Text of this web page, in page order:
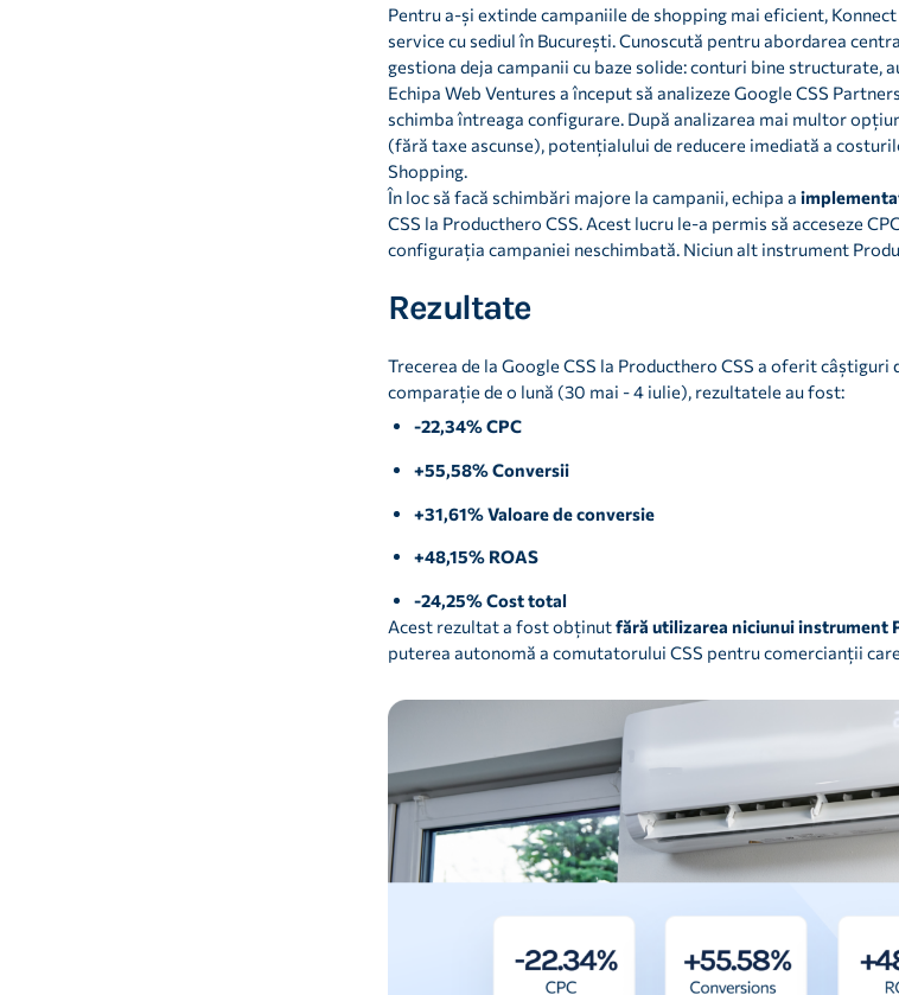
Pentru a-și extinde campaniile de shopping mai eficient,
service cu sediul în București. Cunoscută pentru abordarea
gestiona deja campanii cu baze solide: conturi bine structurate,
Echipa Web Ventures a început să analizeze Google CSS
schimba întreaga configurare. După analizarea mai multor
(fără taxe ascunse), potențialului de reducere imediată a
Shopping.
În loc să facă schimbări majore la campanii, echipa a
CSS la Producthero CSS. Acest lucru le-a permis să acceseze
configurația campaniei neschimbată. Niciun alt instrument
Rezultate
Trecerea de la Google CSS la Producthero CSS a oferit
comparație de o lună (30 mai - 4 iulie), rezultatele au fost:
-22,34% CPC
+55,58% Conversii
+31,61% Valoare de conversie
+48,15% ROAS
-24,25% Cost total
Acest rezultat a fost obținutfără utilizarea niciunui instrument
puterea autonomă a comutatorului CSS pentru comercianții